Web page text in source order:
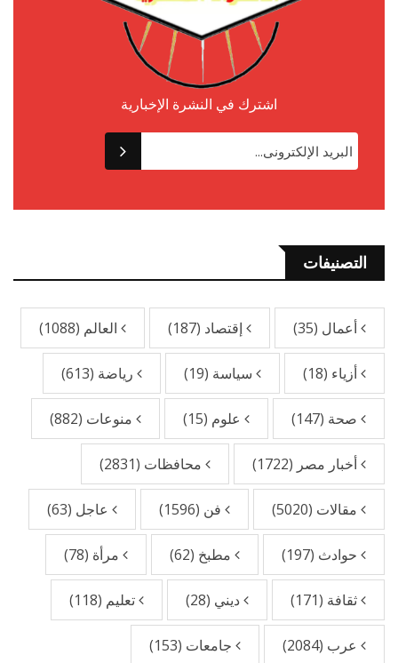
اشترك في النشرة الإخبارية
التصنيفات
أعمال (35) إقتصاد (187) العالم (1088)
أزياء (18) سياسة (19) رياضة (613)
صحة (147) علوم (15) منوعات (882)
أخبار مصر (1722) محافظات (2831)
مقالات (5020) فن (1596) عاجل (63)
حوادث (197) مطبخ (62) مرأة (78)
ثقافة (171) ديني (28) تعليم (118)
عرب (2084) جامعات (153)